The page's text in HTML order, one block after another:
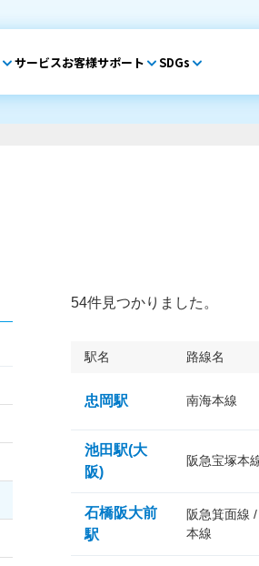
サービスお客様サポート SDGs
54件見つかりました。
駅名 路線名
忠岡駅 南海本線
池田駅(大
阪)
阪急宝塚本
石橋阪大前
駅
阪急箕面線
本線